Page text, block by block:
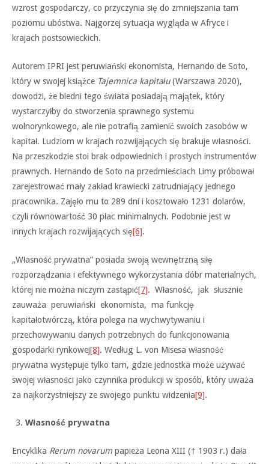
wzrost gospodarczy, co przyczynia się do zmniejszania tam
poziomu ubóstwa. Najgorzej sytuacja wygląda w Afryce i
krajach postsowieckich.
Autorem IPRI jest peruwiański ekonomista, Hernando de Soto,
który w swojej książce Tajemnica kapitału(Warszawa 2020),
dowodzi, że biedni tego świata posiadają majątek, który
wystarczyłby do stworzenia sprawnego systemu
wolnorynkowego, ale nie potrafią zamienić swoich zasobów w
kapitał. Ludziom w krajach rozwijających się brakuje własności.
Na przeszkodzie stoi brak odpowiednich i prostych instrumentów
prawnych. Hernando de Soto na przedmieściach Limy próbował
zarejestrować mały zakład krawiecki zatrudniający jednego
pracownika. Zajęło mu to 289 dni i kosztowało 1231 dolarów,
czyli równowartość 30 płac minimalnych. Podobnie jest w
innych krajach rozwijających się[6].
„Własność prywatna” posiada swoją wewnętrzną siłę
rozporządzania i efektywnego wykorzystania dóbr materialnych,
której nie można niczym zastąpić[7]. Własność, jak słusznie
zauważa peruwiański ekonomista, ma funkcję
kapitałotwórczą, która polega na wychwytywaniu i
przechowywaniu danych potrzebnych do funkcjonowania
gospodarki rynkowej[8]. Według L. von Misesa własność
prywatna występuje tylko tam, gdzie jednostka może używać
swojej własności jako czynnika produkcji w sposób, który uważa
za najkorzystniejszy ze swojego punktu widzenia[9].
Własność prywatna
Encyklika Rerum novarum papieża Leona XIII († 1903 r.) dała